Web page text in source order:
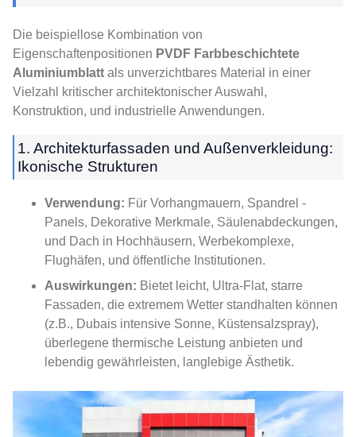
Die beispiellose Kombination von
Eigenschaftenpositionen PVDF Farbbeschichtete
Aluminiumblatt als unverzichtbares Material in einer
Vielzahl kritischer architektonischer Auswahl,
Konstruktion, und industrielle Anwendungen.
1. Architekturfassaden und Außenverkleidung:
Ikonische Strukturen
Verwendung: Für Vorhangmauern, Spandrel -
Panels, Dekorative Merkmale, Säulenabdeckungen,
und Dach in Hochhäusern, Werbekomplexe,
Flughäfen, und öffentliche Institutionen.
Auswirkungen: Bietet leicht, Ultra-Flat, starre
Fassaden, die extremem Wetter standhalten können
(z.B., Dubais intensive Sonne, Küstensalzspray),
überlegene thermische Leistung anbieten und
lebendig gewährleisten, langlebige Ästhetik.